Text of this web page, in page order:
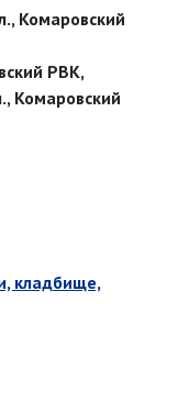
Комаровский
РВК,
Комаровский
кладбище,